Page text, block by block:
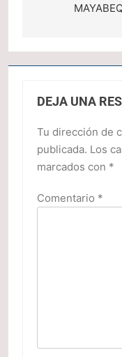
DEJA UNA
Tu dirección de
publicada. Los
marcados con *
Comentario *